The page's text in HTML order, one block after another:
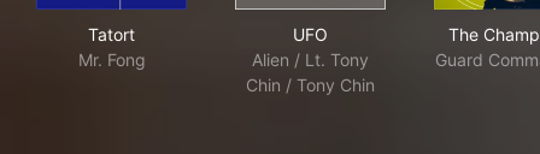
Tatort
Mr. Fong
UFO
Alien / Lt. Tony
Chin / Tony Chin
The
Guard